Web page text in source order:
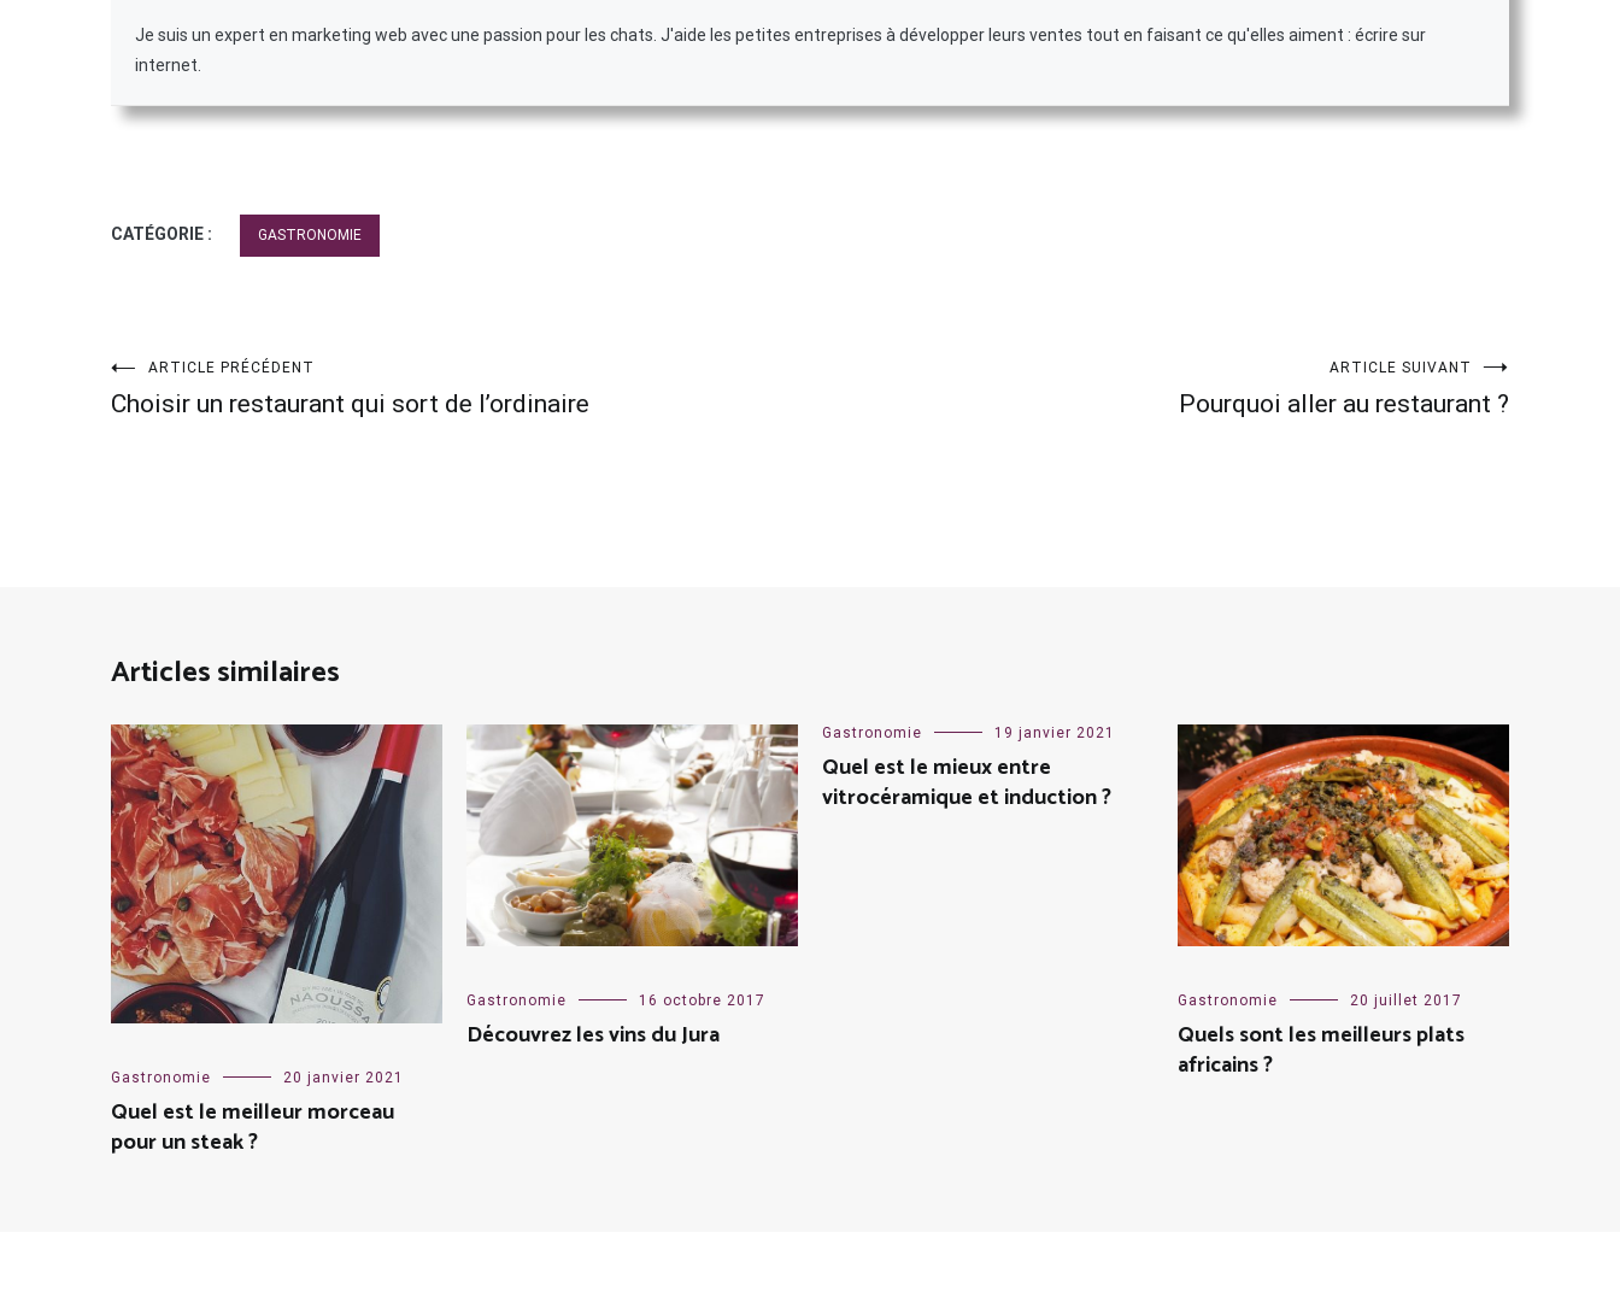
Je suis un expert en marketing web avec une passion pour les chats. J'aide les petites entreprises à développer leurs ventes tout en faisant ce qu'elles aiment : écrire sur
internet.
CATÉGORIE : GASTRONOMIE
Navigation
ARTICLE PRÉCÉDENT
Choisir un restaurant qui sort de l’ordinaire
ARTICLE SUIVANT
Pourquoi aller au restaurant ?
Articles similaires
Gastronomie 20 janvier 2021
Quel est le meilleur morceau
pour un steak ?
Gastronomie 16 octobre 2017
Découvrez les vins du Jura
Gastronomie 19 janvier 2021
Quel est le mieux entre
vitrocéramique et induction ?
Gastronomie 20 juillet 2017
Quels sont les meilleurs plats
africains ?